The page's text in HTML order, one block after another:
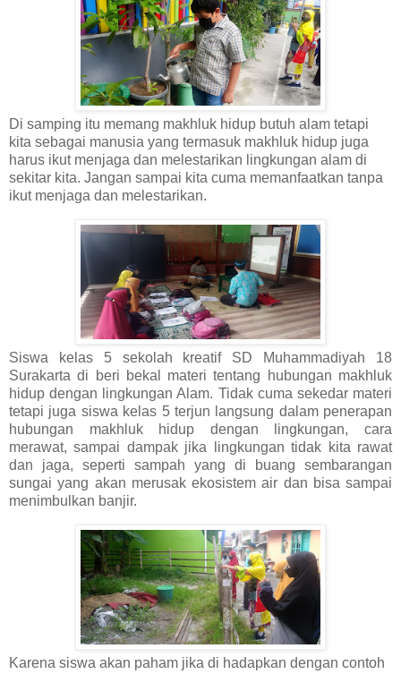
Di samping itu memang makhluk hidup butuh alam tetapi
kita sebagai manusia yang termasuk makhluk hidup juga
harus ikut menjaga dan melestarikan lingkungan alam di
sekitar kita. Jangan sampai kita cuma memanfaatkan tanpa
ikut menjaga dan melestarikan.
Siswa kelas 5 sekolah kreatif SD Muhammadiyah 18
Surakarta di beri bekal materi tentang hubungan makhluk
hidup dengan lingkungan Alam. Tidak cuma sekedar materi
tetapi juga siswa kelas 5 terjun langsung dalam penerapan
hubungan makhluk hidup dengan lingkungan, cara
merawat, sampai dampak jika lingkungan tidak kita rawat
dan jaga, seperti sampah yang di buang sembarangan
sungai yang akan merusak ekosistem air dan bisa sampai
menimbulkan banjir.
Karena siswa akan paham jika di hadapkan dengan contoh